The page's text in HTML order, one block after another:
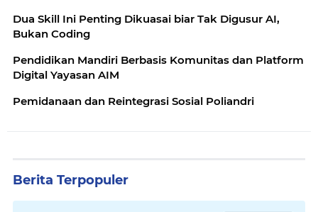
Dua Skill Ini Penting Dikuasai biar Tak Digusur AI,
Bukan Coding
Pendidikan Mandiri Berbasis Komunitas dan Platform
Digital Yayasan AIM
Pemidanaan dan Reintegrasi Sosial Poliandri
Berita Terpopuler